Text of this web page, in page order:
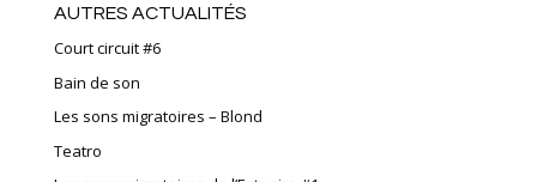
AUTRES ACTUALITÉS
Court circuit #6
Bain de son
Les sons migratoires – Blond
Teatro